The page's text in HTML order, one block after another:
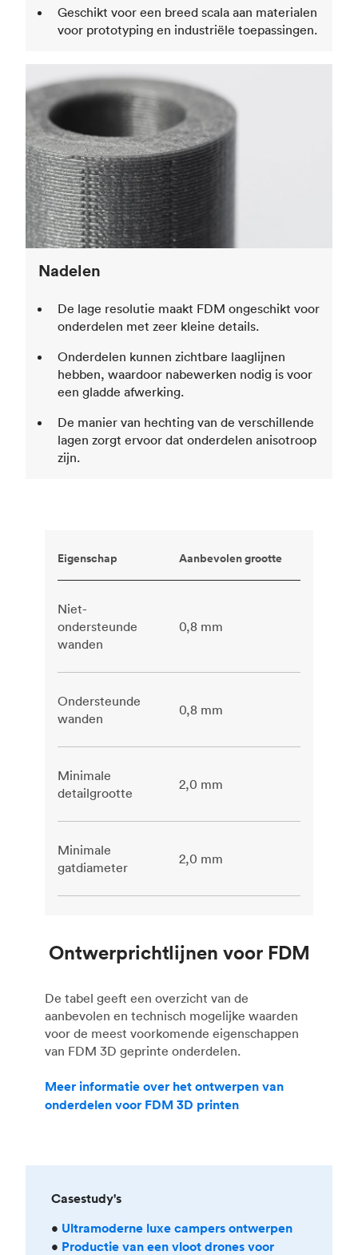
Geschikt voor een breed scala aan materialen
voor prototyping en industriële toepassingen.
Nadelen
De lage resolutie maakt FDM ongeschikt voor
onderdelen met zeer kleine details.
Onderdelen kunnen zichtbare laaglijnen
hebben, waardoor nabewerken nodig is voor
een gladde afwerking.
De manier van hechting van de verschillende
lagen zorgt ervoor dat onderdelen anisotroop
zijn.
Ontwerprichtlijnen voor FDM
De tabel geeft een overzicht van de
aanbevolen en technisch mogelijke waarden
voor de meest voorkomende eigenschappen
van FDM 3D geprinte onderdelen.
Meer informatie over het ontwerpen van
onderdelen voor FDM 3D printen
Eigenschap Aanbevolen grootte
Niet-
ondersteunde
wanden
0,8 mm
Ondersteunde
wanden
0,8 mm
Minimale
detailgrootte
2,0 mm
Minimale
gatdiameter
2,0 mm
Casestudy's
• Ultramoderne luxe campers ontwerpen
• Productie van een vloot drones voor